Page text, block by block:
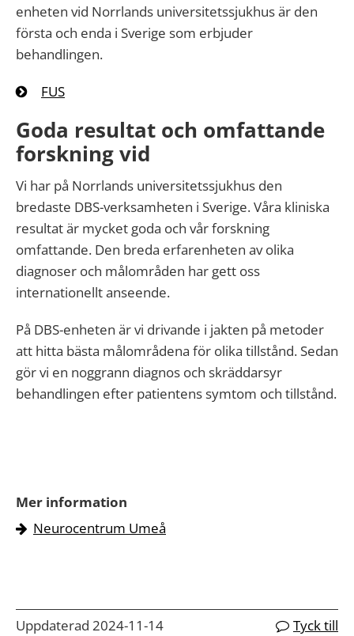
enheten vid Norrlands universitetssjukhus är den
första och enda i Sverige som erbjuder
behandlingen.
FUS
Goda resultat och omfattande
forskning vid
Vi har på Norrlands universitetssjukhus den
bredaste DBS-verksamheten i Sverige. Våra kliniska
resultat är mycket goda och vår forskning
omfattande. Den breda erfarenheten av olika
diagnoser och målområden har gett oss
internationellt anseende.
På DBS-enheten är vi drivande i jakten på metoder
att hitta bästa målområdena för olika tillstånd. Sedan
gör vi en noggrann diagnos och skräddarsyr
behandlingen efter patientens symtom och tillstånd.
Mer information
Neurocentrum Umeå
Uppdaterad 2024-11-14 Tyck till